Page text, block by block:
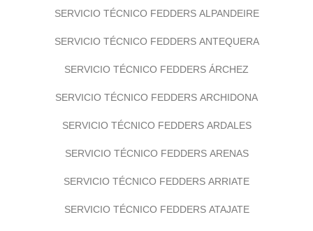
SERVICIO TÉCNICO FEDDERS ALPANDEIRE
SERVICIO TÉCNICO FEDDERS ANTEQUERA
SERVICIO TÉCNICO FEDDERS ÁRCHEZ
SERVICIO TÉCNICO FEDDERS ARCHIDONA
SERVICIO TÉCNICO FEDDERS ARDALES
SERVICIO TÉCNICO FEDDERS ARENAS
SERVICIO TÉCNICO FEDDERS ARRIATE
SERVICIO TÉCNICO FEDDERS ATAJATE